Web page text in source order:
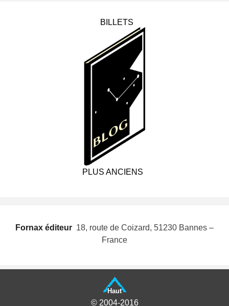
BILLETS
PLUS ANCIENS
Fornax éditeur  18, route de Coizard, 51230 Bannes –
France
Haut
© 2004-2016